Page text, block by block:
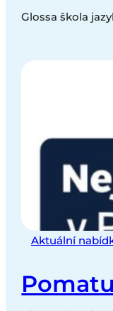
Glossa škola
Aktuální